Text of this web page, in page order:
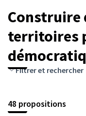
Construire
territoires
Filtrer et rechercher
48 propositions